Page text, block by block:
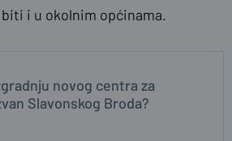
i u okolnim općinama.
novog centra za
Slavonskog Broda?